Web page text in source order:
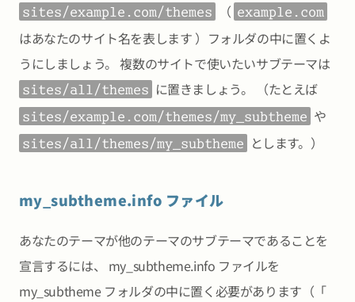
sites/example.com/themes （ example.com
はあなたのサイト名を表します ）フォルダの中に置くよ
うにしましょう。 複数のサイトで使いたいサブテーマは
sites/all/themes に置きましょう。 （たとえば
sites/example.com/themes/my_subtheme や
sites/all/themes/my_subtheme とします。）
my_subtheme.info ファイル
あなたのテーマが他のテーマのサブテーマであることを
宣言するには、 my_subtheme.info ファイルを
my_subtheme フォルダの中に置く必要があります（「